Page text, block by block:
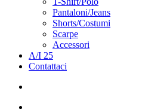
Pantaloni/Jeans
Shorts/Costumi
Scarpe
Accessori
A/I 25
Contattaci